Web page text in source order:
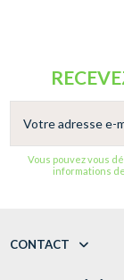
Vous pouvez vous
informations
CONTACT